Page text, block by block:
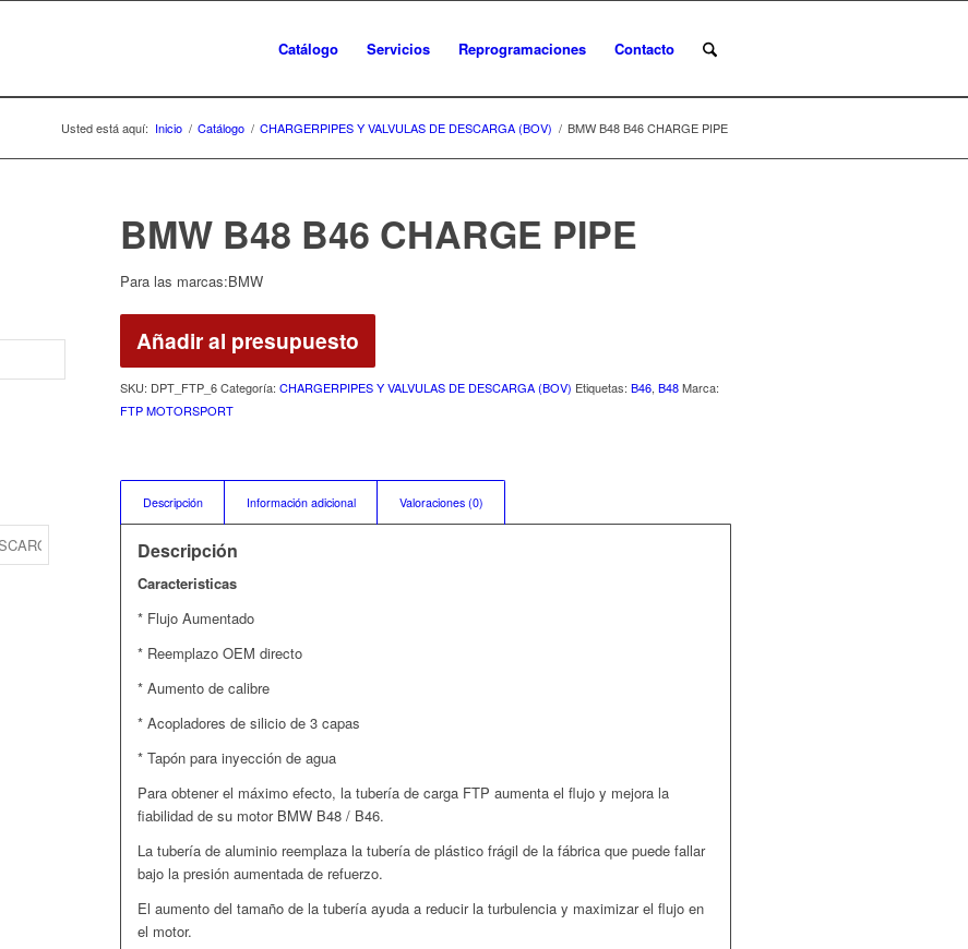
Catálogo Servicios Reprogramaciones Contacto
Usted está aquí: Inicio / Catálogo / CHARGERPIPES Y VALVULAS DE DESCARGA (BOV) / BMW B48 B46 CHARGE PIPE
BMW B48 B46 CHARGE PIPE
Para las marcas:BMW
Añadir al presupuesto
SKU: DPT_FTP_6 Categoría:CHARGERPIPES Y VALVULAS DE DESCARGA (BOV) Etiquetas:B46,B48 Marca:
FTP MOTORSPORT
Descripción Información adicional Valoraciones (0)
Descripción
Caracteristicas
* Flujo Aumentado
* Reemplazo OEM directo
* Aumento de calibre
* Acopladores de silicio de 3 capas
* Tapón para inyección de agua
Para obtener el máximo efecto, la tubería de carga FTP aumenta el flujo y mejora la
fiabilidad de su motor BMW B48 / B46.
La tubería de aluminio reemplaza la tubería de plástico frágil de la fábrica que puede fallar
bajo la presión aumentada de refuerzo.
El aumento del tamaño de la tubería ayuda a reducir la turbulencia y maximizar el flujo en
el motor.